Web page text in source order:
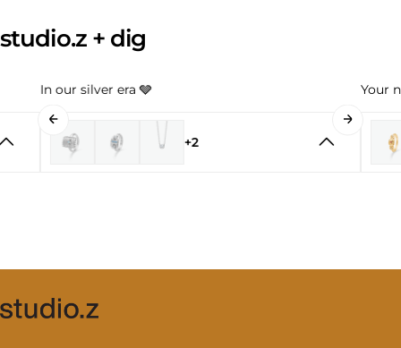
studio.z + dig
In our silver era 🩶
+2
Your